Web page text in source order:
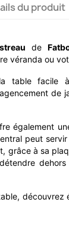
du produit
de
véranda ou
table facile
de
également
peut
grâce à sa
découvrez